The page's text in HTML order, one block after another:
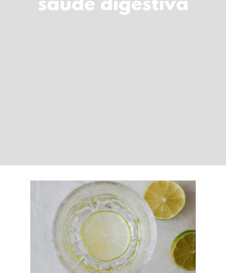
saúde digestiva
Desintoxicar sem
extremos: o que ajuda
a limpar o corpo